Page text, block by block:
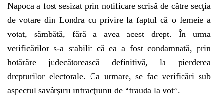
Napoca a fost sesizat prin notificare scrisă de către secţia
de votare din Londra cu privire la faptul că o femeie a
votat, sâmbătă, fără a avea acest drept. În urma
verificărilor s-a stabilit că ea a fost condamnată, prin
hotărâre judecătorească definitivă, la pierderea
drepturilor electorale. Ca urmare, se fac verificări sub
aspectul săvârşirii infracţiunii de “fraudă la vot”.